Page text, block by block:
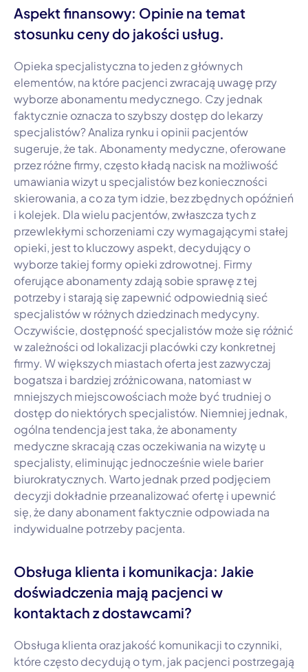
Aspekt finansowy: Opinie na temat
stosunku ceny do jakości usług.
Opieka specjalistyczna to jeden z głównych
elementów, na które pacjenci zwracają uwagę przy
wyborze abonamentu medycznego. Czy jednak
faktycznie oznacza to szybszy dostęp do lekarzy
specjalistów? Analiza rynku i opinii pacjentów
sugeruje, że tak. Abonamenty medyczne, oferowane
przez różne firmy, często kładą nacisk na możliwość
umawiania wizyt u specjalistów bez konieczności
skierowania, a co za tym idzie, bez zbędnych opóźnień
i kolejek. Dla wielu pacjentów, zwłaszcza tych z
przewlekłymi schorzeniami czy wymagającymi stałej
opieki, jest to kluczowy aspekt, decydujący o
wyborze takiej formy opieki zdrowotnej. Firmy
oferujące abonamenty zdają sobie sprawę z tej
potrzeby i starają się zapewnić odpowiednią sieć
specjalistów w różnych dziedzinach medycyny.
Oczywiście, dostępność specjalistów może się różnić
w zależności od lokalizacji placówki czy konkretnej
firmy. W większych miastach oferta jest zazwyczaj
bogatsza i bardziej zróżnicowana, natomiast w
mniejszych miejscowościach może być trudniej o
dostęp do niektórych specjalistów. Niemniej jednak,
ogólna tendencja jest taka, że abonamenty
medyczne skracają czas oczekiwania na wizytę u
specjalisty, eliminując jednocześnie wiele barier
biurokratycznych. Warto jednak przed podjęciem
decyzji dokładnie przeanalizować ofertę i upewnić
się, że dany abonament faktycznie odpowiada na
indywidualne potrzeby pacjenta.
Obsługa klienta i komunikacja: Jakie
doświadczenia mają pacjenci w
kontaktach z dostawcami?
Obsługa klienta oraz jakość komunikacji to czynniki,
które często decydują o tym, jak pacjenci postrzegają